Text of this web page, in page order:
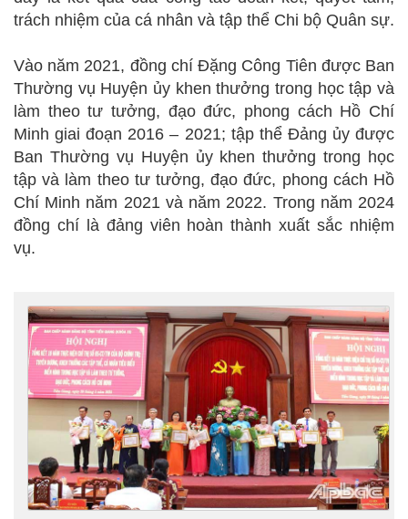
trách nhiệm của cá nhân và tập thể Chi bộ Quân sự.
Vào năm 2021, đồng chí Đặng Công Tiên được Ban
Thường vụ Huyện ủy khen thưởng trong học tập và
làm theo tư tưởng, đạo đức, phong cách Hồ Chí
Minh giai đoạn 2016 – 2021; tập thể Đảng ủy được
Ban Thường vụ Huyện ủy khen thưởng trong học
tập và làm theo tư tưởng, đạo đức, phong cách Hồ
Chí Minh năm 2021 và năm 2022. Trong năm 2024
đồng chí là đảng viên hoàn thành xuất sắc nhiệm
vụ.